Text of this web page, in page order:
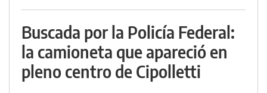
Buscada por la Policía Federal:
la camioneta que apareció en
pleno centro de Cipolletti